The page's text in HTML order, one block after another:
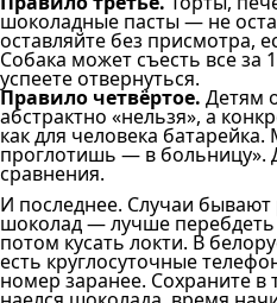
шоколадные пасты — не
оставляйте без присмотра,
Собака может съесть все за
успеете отвернуться.
Правило четвёртое. Детям
абстрактно «нельзя», а
как для человека
проглотишь — в больницу».
сравнения.
И последнее. Случаи бывают
шоколад — лучше
потом кусать локти. В
есть круглосуточные
номер заранее. Сохраните